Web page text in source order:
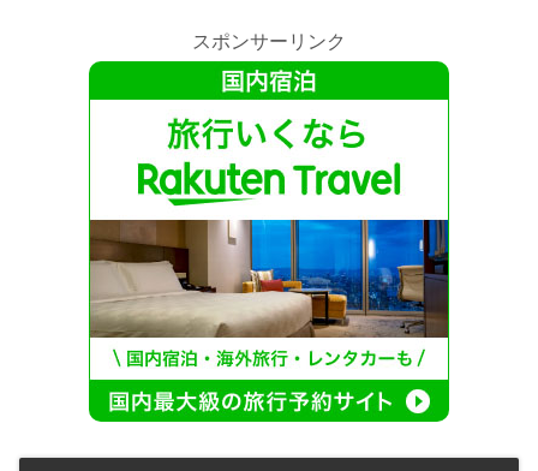
スポンサーリンク